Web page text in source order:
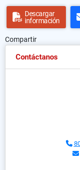
Descargar
información
Compartir
Contáctanos